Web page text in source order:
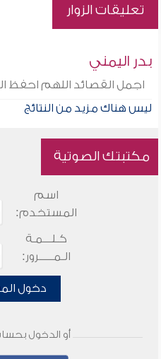
تعليقات الزوار
بدر اليمني
اجمل القصائد اللهم احفظ
ليس هناك مزيد من النتائج
مكتبتك الصوتية
اسم
المستخدم:
كـلـــمـة
الـمـــــرور:
دخول
أو الدخول